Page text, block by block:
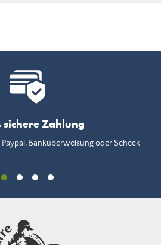
sichere Zahlung
Banküberweisung oder Scheck